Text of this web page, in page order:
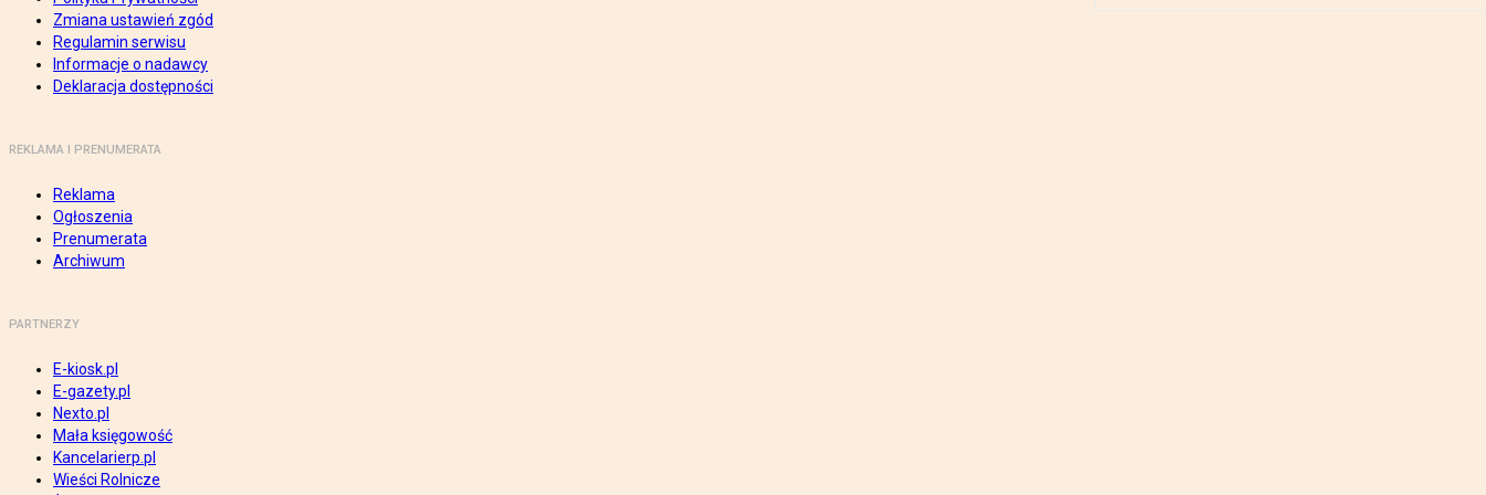
Zmiana ustawień zgód
Regulamin serwisu
Informacje o nadawcy
Deklaracja dostępności
REKLAMA I PRENUMERATA
Reklama
Ogłoszenia
Prenumerata
Archiwum
PARTNERZY
E-kiosk.pl
E-gazety.pl
Nexto.pl
Mała księgowość
Kancelarierp.pl
Wieści Rolnicze